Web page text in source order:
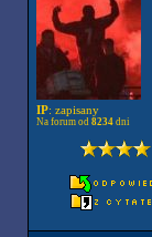
IP: zapisany
Na forum od 8234dni